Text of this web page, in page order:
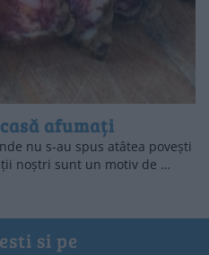
afumați
nu s-au spus atâtea povești
noștri sunt un motiv de …
si pe